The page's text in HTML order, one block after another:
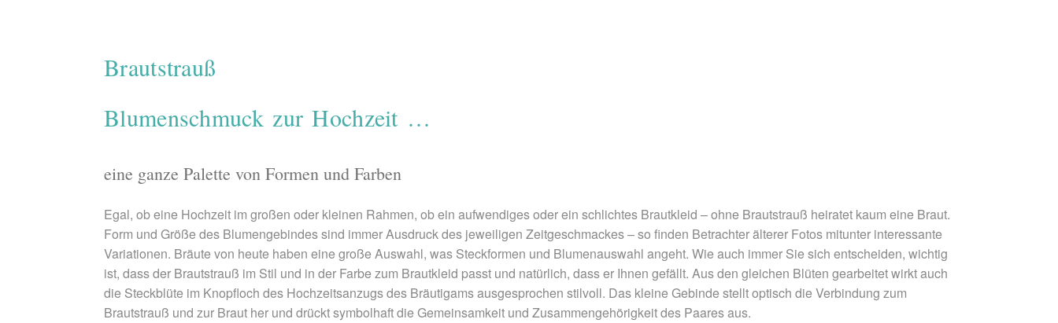
Brautstrauß
Blumenschmuck zur Hochzeit …
eine ganze Palette von Formen und Farben
Egal, ob eine Hochzeit im großen oder kleinen Rahmen, ob ein aufwendiges oder ein schlichtes Brautkleid – ohne Brautstrauß heiratet kaum eine Braut.
Form und Größe des Blumengebindes sind immer Ausdruck des jeweiligen Zeitgeschmackes – so finden Betrachter älterer Fotos mitunter interessante
Variationen. Bräute von heute haben eine große Auswahl, was Steckformen und Blumenauswahl angeht. Wie auch immer Sie sich entscheiden, wichtig
ist, dass der Brautstrauß im Stil und in der Farbe zum Brautkleid passt und natürlich, dass er Ihnen gefällt. Aus den gleichen Blüten gearbeitet wirkt auch
die Steckblüte im Knopfloch des Hochzeitsanzugs des Bräutigams ausgesprochen stilvoll. Das kleine Gebinde stellt optisch die Verbindung zum
Brautstrauß und zur Braut her und drückt symbolhaft die Gemeinsamkeit und Zusammengehörigkeit des Paares aus.